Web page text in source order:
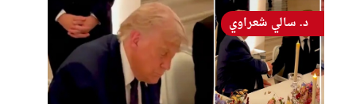
د. سالي شعراوي